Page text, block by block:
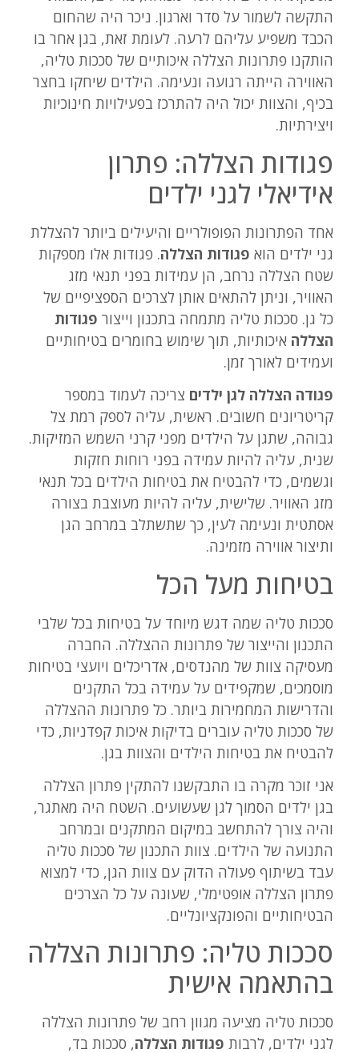
התקשה לשמור על סדר וארגון. ניכר היה שהחום
הכבד משפיע עליהם לרעה. לעומת זאת, בגן אחר בו
הותקנו פתרונות הצללה איכותיים של סככות טליה,
האווירה הייתה רגועה ונעימה. הילדים שיחקו בחצר
בכיף, והצוות יכול היה להתרכז בפעילויות חינוכיות
ויצירתיות.
פגודות הצללה: פתרון
אידיאלי לגני ילדים
אחד הפתרונות הפופולריים והיעילים ביותר להצללת
גני ילדים הוא פגודות הצללה. פגודות אלו מספקות
שטח הצללה נרחב, הן עמידות בפני תנאי מזג
האוויר, וניתן להתאים אותן לצרכים הספציפיים של
כל גן. סככות טליה מתמחה בתכנון וייצור פגודות
הצללה איכותיות, תוך שימוש בחומרים בטיחותיים
ועמידים לאורך זמן.
פגודה הצללה לגן ילדים צריכה לעמוד במספר
קריטריונים חשובים. ראשית, עליה לספק רמת צל
גבוהה, שתגן על הילדים מפני קרני השמש המזיקות.
שנית, עליה להיות עמידה בפני רוחות חזקות
וגשמים, כדי להבטיח את בטיחות הילדים בכל תנאי
מזג האוויר. שלישית, עליה להיות מעוצבת בצורה
אסתטית ונעימה לעין, כך שתשתלב במרחב הגן
ותיצור אווירה מזמינה.
בטיחות מעל הכל
סככות טליה שמה דגש מיוחד על בטיחות בכל שלבי
התכנון והייצור של פתרונות ההצללה. החברה
מעסיקה צוות של מהנדסים, אדריכלים ויועצי בטיחות
מוסמכים, שמקפידים על עמידה בכל התקנים
והדרישות המחמירות ביותר. כל פתרונות ההצללה
של סככות טליה עוברים בדיקות איכות קפדניות, כדי
להבטיח את בטיחות הילדים והצוות בגן.
אני זוכר מקרה בו התבקשנו להתקין פתרון הצללה
בגן ילדים הסמוך לגן שעשועים. השטח היה מאתגר,
והיה צורך להתחשב במיקום המתקנים ובמרחב
התנועה של הילדים. צוות התכנון של סככות טליה
עבד בשיתוף פעולה הדוק עם צוות הגן, כדי למצוא
פתרון הצללה אופטימלי, שעונה על כל הצרכים
הבטיחותיים והפונקציונליים.
סככות טליה: פתרונות הצללה
בהתאמה אישית
סככות טליה מציעה מגוון רחב של פתרונות הצללה
לגני ילדים, לרבות פגודות הצללה, סככות בד,